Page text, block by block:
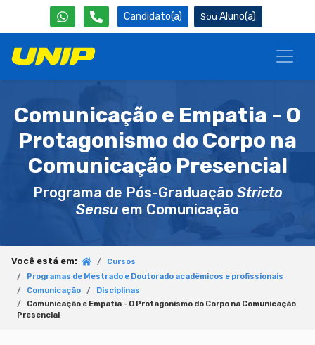
Candidato(a) Aluno(a)
Comunicação e Empatia - O
Protagonismo do Corpo na
Comunicação Presencial
Programa de Pós-Graduação Stricto
Sensu em Comunicação
Você está em:
Cursos
Programas de Mestrado e Doutorado acadêmicos e profissionais
Comunicação
Disciplinas
Comunicação e Empatia - O Protagonismo do Corpo na Comunicação
Presencial